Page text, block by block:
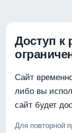
Доступ к
Сайт
либо вы
сайт будет
Для повторной